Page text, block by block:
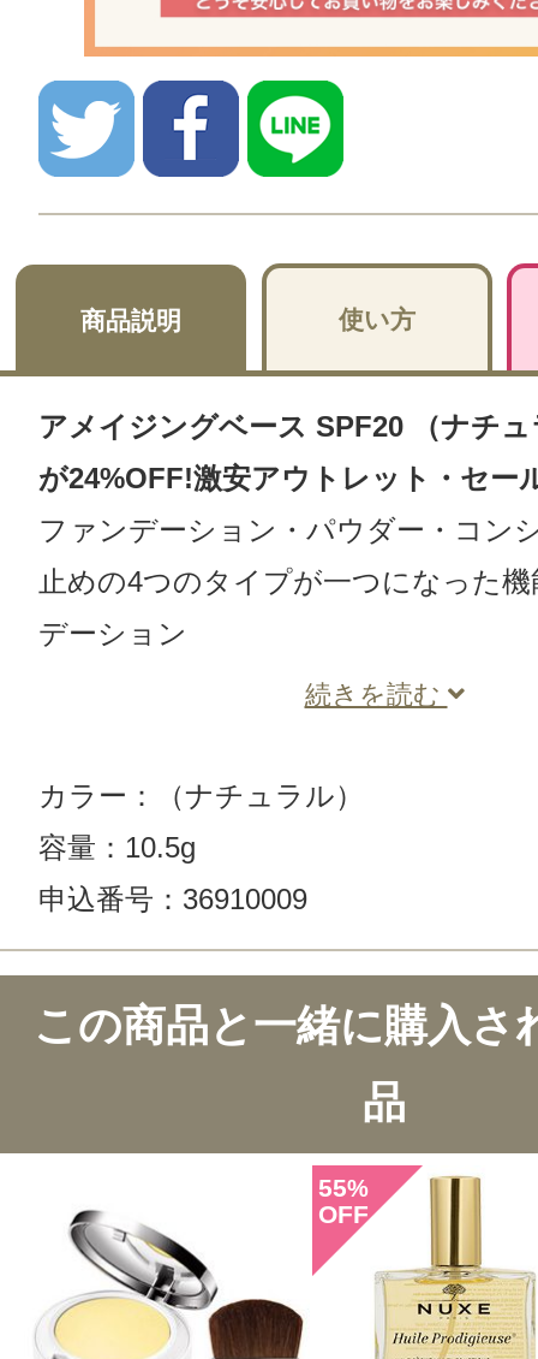
商品説明 使い方
アメイジングベース SPF20 （ナチ
が24%OFF!激安アウトレット・セー
ファンデーション・パウダー・コン
止めの4つのタイプが一つになった
デーション
続きを読む
カラー：（ナチュラル）
容量：10.5g
申込番号：36910009
この商品のクチコミ
7件のレビュー
投稿日：2020年04月
タンバリン 様／40代
感じた効能：ナチュラルメイク/肌の
この商品と一緒に購入さ
品
55%
OFF